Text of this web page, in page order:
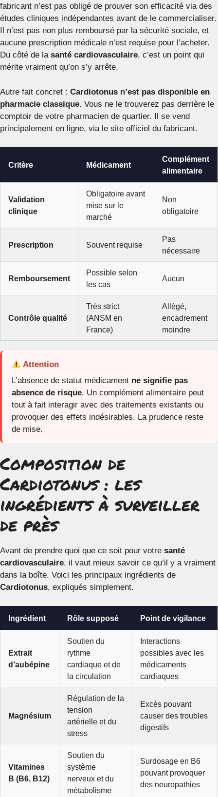
fabricant n’est pas obligé de prouver son efficacité via des
études cliniques indépendantes avant de le commercialiser.
Il n’est pas non plus remboursé par la sécurité sociale, et
aucune prescription médicale n’est requise pour l’acheter.
Du côté de la santé cardiovasculaire, c’est un point qui
mérite vraiment qu’on s’y arrête.
Autre fait concret : Cardiotonus n’est pas disponible en
pharmacie classique. Vous ne le trouverez pas derrière le
comptoir de votre pharmacien de quartier. Il se vend
principalement en ligne, via le site officiel du fabricant.
Critère Médicament
Complément
alimentaire
Validation
clinique
Obligatoire avant
mise sur le
marché
Non
obligatoire
Prescription Souvent requise
Pas
nécessaire
Remboursement
Possible selon
les cas
Aucun
Contrôle qualité
Très strict
(ANSM en
France)
Allégé,
encadrement
moindre
Attention
L’absence de statut médicament ne signifie pas
absence de risque. Un complément alimentaire peut
tout à fait interagir avec des traitements existants ou
provoquer des effets indésirables. La prudence reste
de mise.
Composition de
Cardiotonus : les
ingrédients à surveiller
de près
Avant de prendre quoi que ce soit pour votre santé
cardiovasculaire, il vaut mieux savoir ce qu’il y a vraiment
dans la boîte. Voici les principaux ingrédients de
Cardiotonus, expliqués simplement.
Ingrédient Rôle supposé Point de vigilance
Extrait
d’aubépine
Soutien du
rythme
cardiaque et de
la circulation
Interactions
possibles avec les
médicaments
cardiaques
Magnésium
Régulation de la
tension
artérielle et du
stress
Excès pouvant
causer des troubles
digestifs
Vitamines
B (B6, B12)
Soutien du
système
nerveux et du
métabolisme
Surdosage en B6
pouvant provoquer
des neuropathies